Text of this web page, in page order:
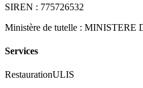
SIREN : 775726532
Ministère de tutelle : MINISTERE
Services
RestaurationULIS